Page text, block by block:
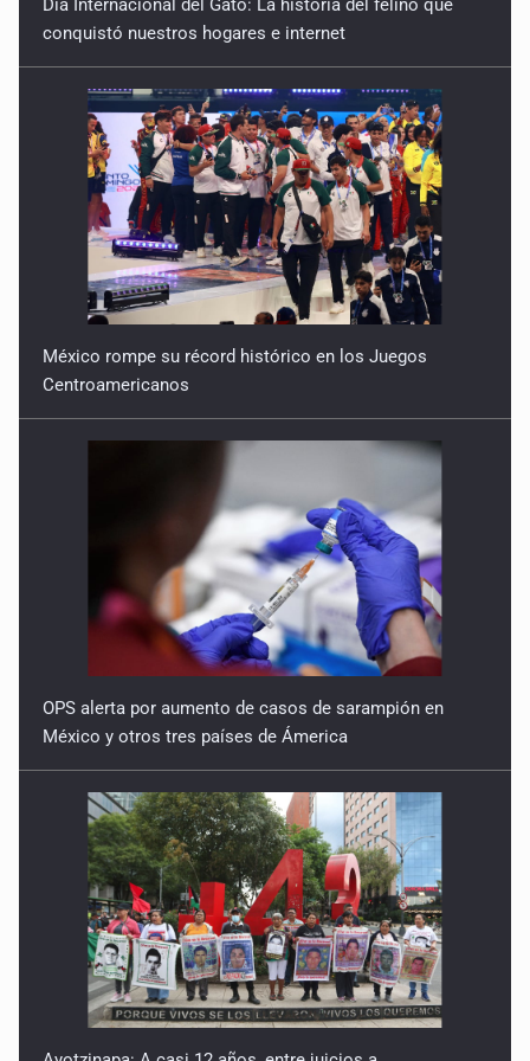
20 de Julio de 2026
Quinto Patio
18 de Julio de 2026
Quinto Patio
17 de Julio de 2026
Día Internacional del Gato: La historia del felino que
conquistó nuestros hogares e internet
México rompe su récord histórico en los Juegos
Centroamericanos
OPS alerta por aumento de casos de sarampión en
México y otros tres países de Ámerica